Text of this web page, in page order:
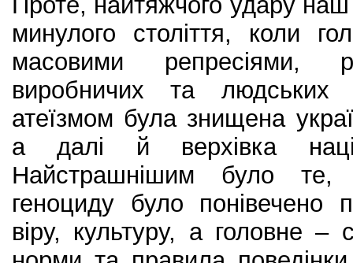
минулого століття, коли
масовими репресіями,
виробничих та людських
атеїзмом була знищена
а далі й верхівка
Найстрашнішим було те,
геноциду було понівечено
віру, культуру, а головне –